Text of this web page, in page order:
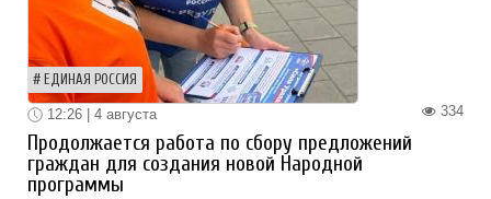
ЕДИНАЯ РОССИЯ
334
12:26 | 4 августа
Продолжается работа по сбору предложений
граждан для создания новой Народной
программы